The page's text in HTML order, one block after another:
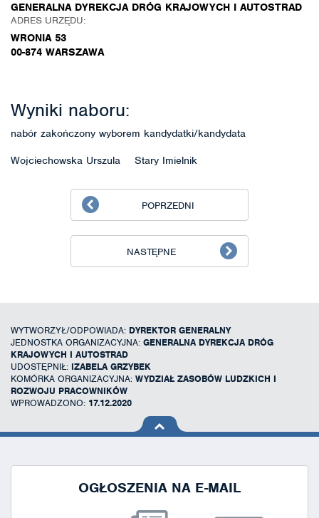
GENERALNA DYREKCJA DRÓG KRAJOWYCH I AUTOSTRAD
ADRES URZĘDU:
WRONIA 53
00-874 WARSZAWA
Wyniki naboru:
nabór zakończony wyborem kandydatki/kandydata
Wojciechowska Urszula Stary Imielnik
POPRZEDNI
NASTĘPNE
WYTWORZYŁ/ODPOWIADA: DYREKTOR GENERALNY
JEDNOSTKA ORGANIZACYJNA: GENERALNA DYREKCJA DRÓG
KRAJOWYCH I AUTOSTRAD
UDOSTĘPNIŁ: IZABELA GRZYBEK
KOMÓRKA ORGANIZACYJNA: WYDZIAŁ ZASOBÓW LUDZKICH I
ROZWOJU PRACOWNIKÓW
WPROWADZONO: 17.12.2020
na górę
OGŁOSZENIA NA E-MAIL